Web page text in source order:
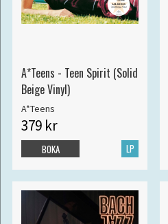
A*Teens - Teen Spirit (Solid
Beige Vinyl)
A*Teens
379 kr
LP
BOKA